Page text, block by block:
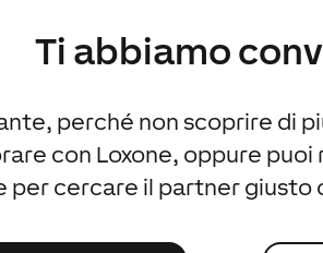
Ti abbiamo
perché non scoprire di
con Loxone, oppure
per cercare il partner giusto